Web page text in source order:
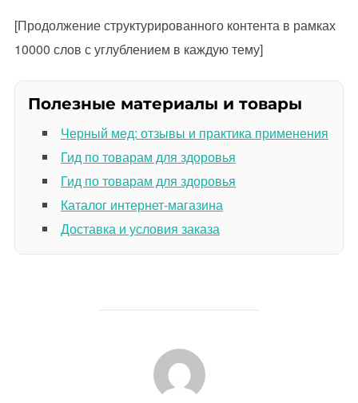
[Продолжение структурированного контента в рамках
10000 слов с углублением в каждую тему]
Полезные материалы и товары
Черный мед: отзывы и практика применения
Гид по товарам для здоровья
Гид по товарам для здоровья
Каталог интернет-магазина
Доставка и условия заказа
АВТОР ЗАПИСИ